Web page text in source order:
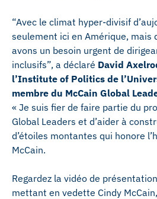
“Avec le climat hyper-divisif
seulement ici en Amérique, mais
avons un besoin urgent de
inclusifs”, a déclaré David
l’Institute of Politics de
membre du McCain Global
« Je suis fier de faire partie du
Global Leaders et d’aider à
d’étoiles montantes qui honore
McCain.
Regardez la vidéo de
mettant en vedette Cindy